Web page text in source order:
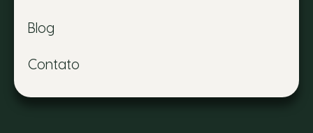
Blog
Contato